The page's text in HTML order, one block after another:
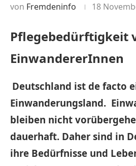
von Fremdeninfo 18
Pflegebedürftigkeit
EinwandererInnen
Deutschland ist de facto
Einwanderungsland.
bleiben nicht
dauerhaft. Daher sind in
ihre Bedürfnisse und